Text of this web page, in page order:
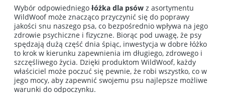
Wybór odpowiedniego łóżka dla psów z asortymentu
WildWoof może znacząco przyczynić się do poprawy
jakości snu naszego psa, co bezpośrednio wpływa na jego
zdrowie psychiczne i fizyczne. Biorąc pod uwagę, że psy
spędzają dużą część dnia śpiąc, inwestycja w dobre łóżko
to krok w kierunku zapewnienia im długiego, zdrowego i
szczęśliwego życia. Dzięki produktom WildWoof, każdy
właściciel może poczuć się pewnie, że robi wszystko, co w
jego mocy, aby zapewnić swojemu psu najlepsze możliwe
warunki do odpoczynku.